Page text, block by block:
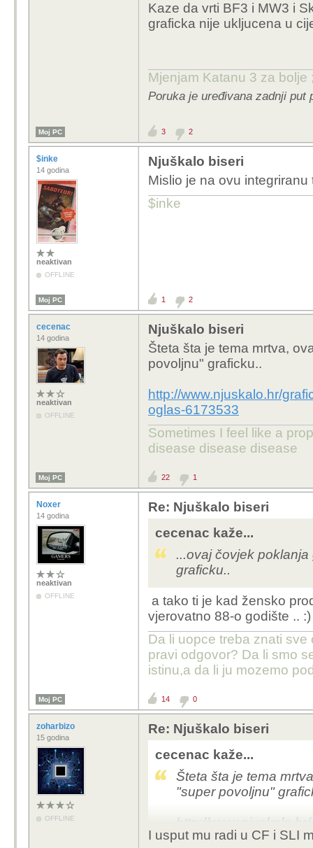
Kaze da vrti BF3 i MW3 i
graficka nije ukljucena u
Mjenjam Katanu 3 za bolje
Poruka je uređivana zadnji put
Moj PC 3 2
$inke
14 godina
neaktivan
OFFLINE
Njuškalo biseri
Mislio je na ovu integriranu
$inke
Moj PC 1 2
cecenac
14 godina
neaktivan
OFFLINE
Njuškalo biseri
Šteta šta je tema mrtva,
povoljnu" graficku..
http://www.njuskalo.hr/
oglas-6173533
Sometimes I feel like a
disease disease disease
Moj PC 22 1
Noxer
14 godina
neaktivan
OFFLINE
Re: Njuškalo biseri
cecenac kaže...
...ovaj čovjek
graficku..
a tako ti je kad žensko
vjerovatno 88-o godište .. :)
Da li uopce treba znati
pravi odgovor? Da li smo
istinu,a da li ju mozemo
Moj PC 14 0
zoharbizo
15 godina
OFFLINE
Re: Njuškalo biseri
cecenac kaže...
Šteta šta je tema
"super povoljnu"
http://
ddr3-oglas-6173533
I usput mu radi u CF i SLI